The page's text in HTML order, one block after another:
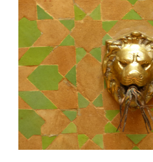
ACCEDER
Ultimas entradas